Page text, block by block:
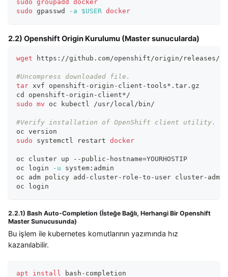
sudo groupadd
docker
sudo gpasswd -a $USER docker
2.2) Openshift Origin Kurulumu (Master sunucularda)
wget https://github.com/openshift/origin/releases/
#Uncompress downloaded file.
tar xvf openshift-origin-client-tools*.tar.gz
cd
openshift-origin-client*/
sudo mv oc kubectl /usr/local/bin/
#Verify installation of OpenShift client utility.
oc version
sudo systemctl restart docker
oc cluster up --public-hostname=YOURHOSTIP
oc login
-u system:admin
oc adm policy add-cluster-role-to-user cluster-
oc login
2.2.1) Bash Auto-Completion (İsteğe Bağlı, Herhangi Bir Openshift
Master Sunucusunda)
Bu işlem ile kubernetes komutlarının yazımında hız
kazanılabilir.
apt install bash-completion